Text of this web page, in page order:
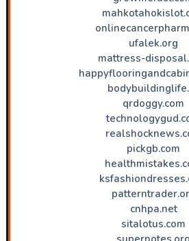
ufalek.org
mattress-
qrdoggy.com
pickgb.com
cnhpa.net
sitalotus.com